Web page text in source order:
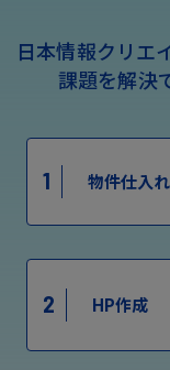
日本情報クリエ
課題を解決
1 物件仕入
2 HP作成